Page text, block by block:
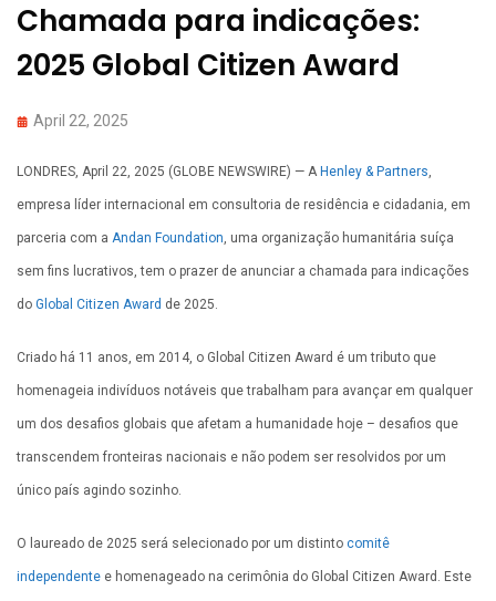
Chamada para indicações:
2025 Global Citizen Award
April 22, 2025
LONDRES, April 22, 2025 (GLOBE NEWSWIRE) — A Henley & Partners,
empresa líder internacional em consultoria de residência e cidadania, em
parceria com a Andan Foundation, uma organização humanitária suíça
sem fins lucrativos, tem o prazer de anunciar a chamada para indicações
do Global Citizen Award de 2025.
Criado há 11 anos, em 2014, o Global Citizen Award é um tributo que
homenageia indivíduos notáveis que trabalham para avançar em qualquer
um dos desafios globais que afetam a humanidade hoje – desafios que
transcendem fronteiras nacionais e não podem ser resolvidos por um
único país agindo sozinho.
O laureado de 2025 será selecionado por um distinto comitê
independente e homenageado na cerimônia do Global Citizen Award. Este